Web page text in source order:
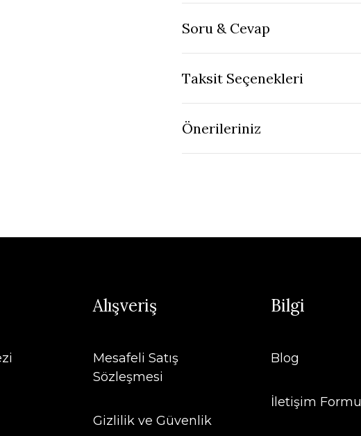
Soru & Cevap
Taksit Seçenekleri
Önerileriniz
Alışveriş
Mesafeli Satış
Sözleşmesi
Gizlilik ve Güvenlik
Bilgi
Blog
İletişim Formu